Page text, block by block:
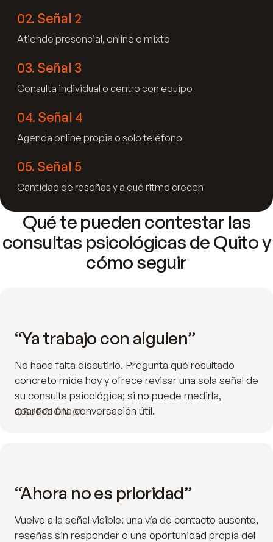
02. Señal 2
Atiende presencial, online o mixto
03. Señal 3
Consulta individual o centro con equipo
04. Señal 4
Agenda online propia o solo teléfono
05. Señal 5
Cantidad de reseñas y a qué ritmo crecen
Qué te pueden contestar las
consultas psicológicas de Quito y
cómo seguir
OBJECIÓN 01
“Ya trabajo con alguien”
No hace falta discutirlo. Pregunta qué resultado
concreto mide hoy y ofrece revisar una sola señal de
su consulta psicológica; si no puede medirla,
aparece una conversación útil.
“Ahora no es prioridad”
Vuelve a la señal visible: una vía de contacto ausente,
reseñas sin responder o una oportunidad propia del